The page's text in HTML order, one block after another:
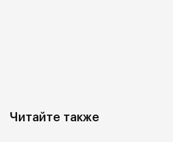
Читайте также